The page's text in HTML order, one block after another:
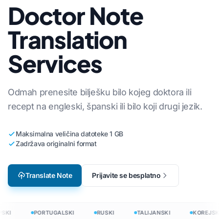
Doctor Note
Translation
Services
Odmah prenesite bilješku bilo kojeg doktora ili
recept na engleski, španski ili bilo koji drugi jezik.
Maksimalna veličina datoteke 1 GB
Zadržava originalni format
Translate Note Prijavite se besplatno
PORTUGALSKI RUSKI TALIJANSKI KOREJSKI